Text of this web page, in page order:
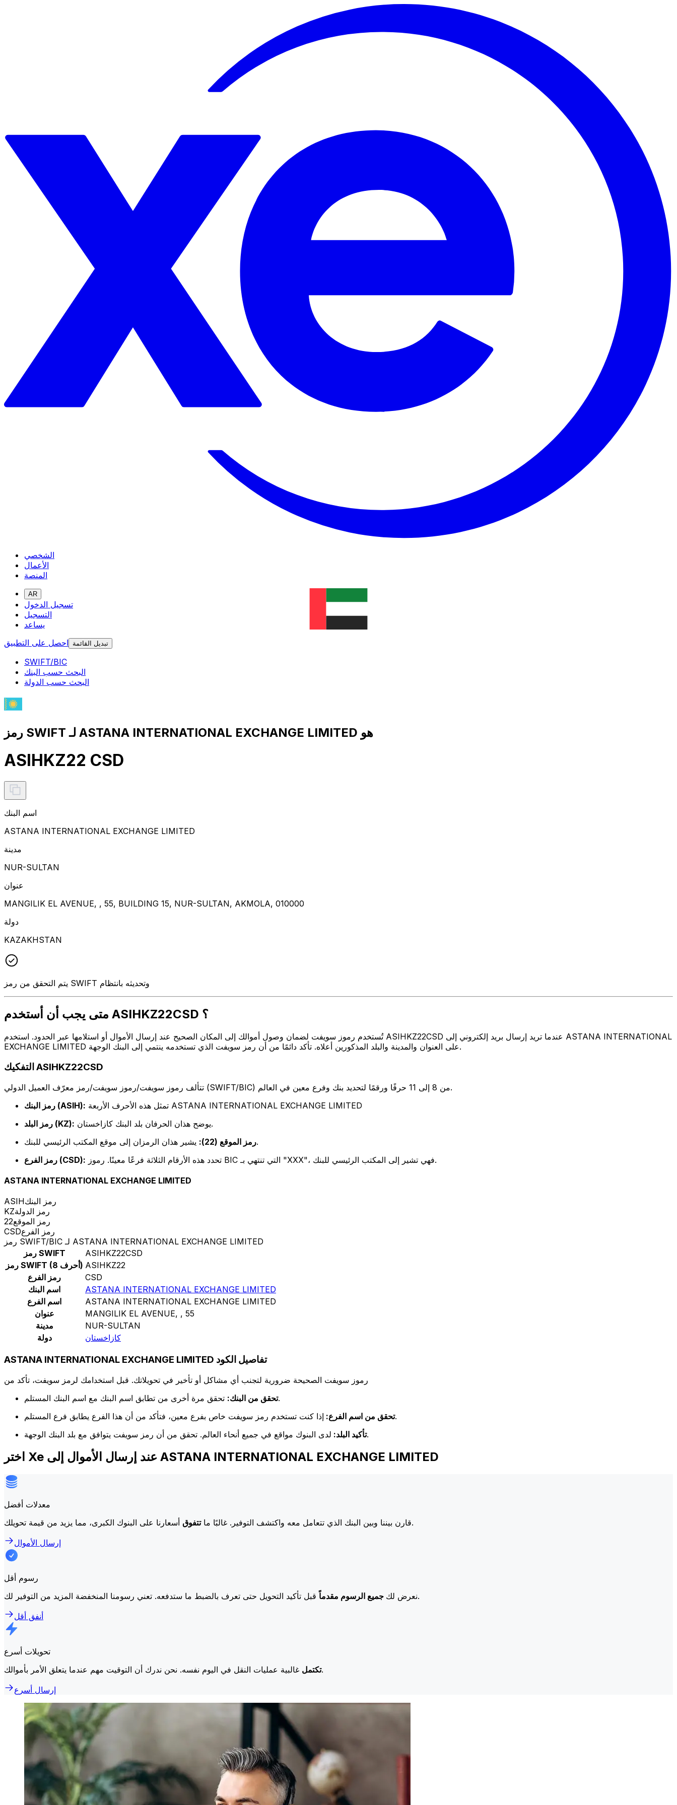
الشخصي
الأعمال
المنصة
AR
تسجيل الدخول
التسجيل
يساعد
احصل على التطبيق
تبديل القائمة
SWIFT/BIC
البحث حسب البنك
البحث حسب الدولة
رمز SWIFT لـ ASTANA INTERNATIONAL EXCHANGE LIMITED هو
ASIHKZ22 CSD
اسم البنك
ASTANA INTERNATIONAL EXCHANGE LIMITED
مدينة
NUR-SULTAN
عنوان
MANGILIK EL AVENUE, , 55, BUILDING 15, NUR-SULTAN, AKMOLA, 010000
دولة
KAZAKHSTAN
يتم التحقق من رمز SWIFT وتحديثه بانتظام
متى يجب أن أستخدم ASIHKZ22CSD ؟
تُستخدم رموز سويفت لضمان وصول أموالك إلى المكان الصحيح عند إرسال الأموال أو استلامها عبر الحدود. استخدم ASIHKZ22CSD عندما تريد إرسال بريد إلكتروني إلى ASTANA INTERNATIONAL
EXCHANGE LIMITED على العنوان والمدينة والبلد المذكورين أعلاه. تأكد دائمًا من أن رمز سويفت الذي تستخدمه ينتمي إلى البنك الوجهة.
التفكيك ASIHKZ22CSD
تتألف رموز سويفت/رموز سويفت/رمز معرّف العميل الدولي (SWIFT/BIC) من 8 إلى 11 حرفًا ورقمًا لتحديد بنك وفرع معين في العالم.
رمز البنك (ASIH):
تمثل هذه الأحرف الأربعة ASTANA INTERNATIONAL EXCHANGE LIMITED
رمز البلد (KZ):
يوضح هذان الحرفان بلد البنك كازاخستان.
رمز الموقع (22):يشير هذان الرمزان إلى موقع المكتب الرئيسي للبنك.
رمز الفرع (CSD):
تحدد هذه الأرقام الثلاثة فرعًا معينًا. رموز BIC التي تنتهي بـ "XXX"، فهي تشير إلى المكتب الرئيسي للبنك.
ASTANA INTERNATIONAL EXCHANGE LIMITED
ASIHرمز البنك
KZرمز الدولة
22رمز الموقع
CSDرمز الفرع
رمز SWIFT/BIC لـ ASTANA INTERNATIONAL EXCHANGE LIMITED
رمز SWIFT
ASIHKZ22CSD
رمز SWIFT (8 أحرف) ASIHKZ22
رمز الفرع
CSD
اسم البنك
ASTANA INTERNATIONAL EXCHANGE LIMITED
اسم الفرع
ASTANA INTERNATIONAL EXCHANGE LIMITED
عنوان
MANGILIK EL AVENUE, , 55
مدينة
NUR-SULTAN
دولة
كازاخستان
ASTANA INTERNATIONAL EXCHANGE LIMITED تفاصيل الكود
رموز سويفت الصحيحة ضرورية لتجنب أي مشاكل أو تأخير في تحويلاتك. قبل استخدامك لرمز سويفت، تأكد من
تحقق من البنك:تحقق مرة أخرى من تطابق اسم البنك مع اسم البنك المستلم.
تحقق من اسم الفرع:إذا كنت تستخدم رمز سويفت خاص بفرع معين، فتأكد من أن هذا الفرع يطابق فرع المستلم.
تأكيد البلد:لدى البنوك مواقع في جميع أنحاء العالم. تحقق من أن رمز سويفت يتوافق مع بلد البنك الوجهة.
اختر Xe عند إرسال الأموال إلى ASTANA INTERNATIONAL EXCHANGE LIMITED
معدلات أفضل
قارن بيننا وبين البنك الذي تتعامل معه واكتشف التوفير. غالبًا ماتتفوق
أسعارنا على البنوك الكبرى، مما يزيد من قيمة تحويلك.
إرسال الأموال
رسوم أقل
نعرض لك جميع الرسوم مقدماً
قبل تأكيد التحويل حتى تعرف بالضبط ما ستدفعه. تعني رسومنا المنخفضة المزيد من التوفير لك.
أنفق أقل
تحويلات أسرع
تكتملغالبية عمليات النقل في اليوم نفسه. نحن ندرك أن التوقيت مهم عندما يتعلق الأمر بأموالك.
إرسال أسرع